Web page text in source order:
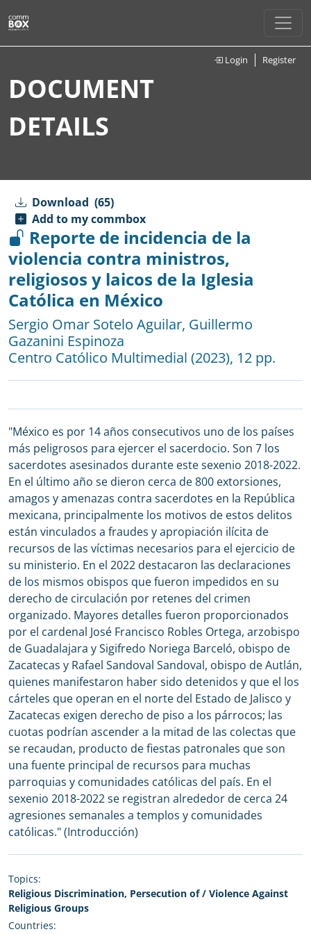
Login Register
DOCUMENT
DETAILS
Download (65)
Add to my commbox
Reporte de incidencia de la
violencia contra ministros,
religiosos y laicos de la Iglesia
Católica en México
Sergio Omar Sotelo Aguilar, Guillermo
Gazanini Espinoza
Centro Católico Multimedial (2023), 12 pp.
"México es por 14 años consecutivos uno de los países
más peligrosos para ejercer el sacerdocio. Son 7 los
sacerdotes asesinados durante este sexenio 2018-2022.
En el último año se dieron cerca de 800 extorsiones,
amagos y amenazas contra sacerdotes en la República
mexicana, principalmente los motivos de estos delitos
están vinculados a fraudes y apropiación ilícita de
recursos de las víctimas necesarios para el ejercicio de
su ministerio. En el 2022 destacaron las declaraciones
de los mismos obispos que fueron impedidos en su
derecho de circulación por retenes del crimen
organizado. Mayores detalles fueron proporcionados
por el cardenal José Francisco Robles Ortega, arzobispo
de Guadalajara y Sigifredo Noriega Barceló, obispo de
Zacatecas y Rafael Sandoval Sandoval, obispo de Autlán,
quienes manifestaron haber sido detenidos y que el los
cárteles que operan en el norte del Estado de Jalisco y
Zacatecas exigen derecho de piso a los párrocos; las
cuotas podrían ascender a la mitad de las colectas que
se recaudan, producto de fiestas patronales que son
una fuente principal de recursos para muchas
parroquias y comunidades católicas del país. En el
sexenio 2018-2022 se registran alrededor de cerca 24
agresiones semanales a templos y comunidades
católicas." (Introducción)
Topics:
Religious Discrimination, Persecution of / Violence Against
Religious Groups
Countries: